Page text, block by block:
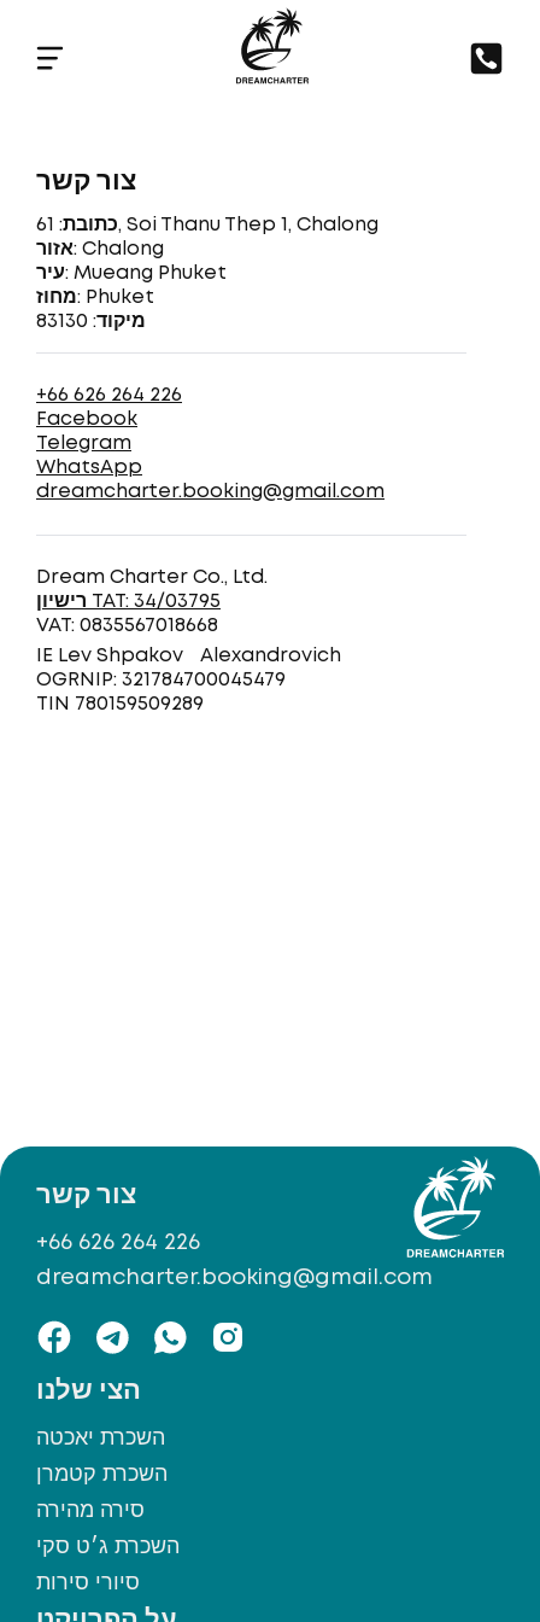
צור קשר
כתובת: 61, Soi Thanu Thep 1, Chalong
אזור: Chalong
עיר: Mueang Phuket
מחוז: Phuket
מיקוד: 83130
+66 626 264 226
Facebook
Telegram
WhatsApp
dreamcharter.booking@gmail.com
Dream Charter Co., Ltd.
רישיון TAT: 34/03795
VAT: 0835567018668
IE Lev Shpakov Alexandrovich
OGRNIP: 321784700045479
TIN 780159509289
הצי שלנו
השכרת יאכטה
השכרת קטמרן
סירה מהירה
השכרת ג׳ט סקי
סיורי סירות
צור קשר
+66 626 264 226
dreamcharter.booking@gmail.com